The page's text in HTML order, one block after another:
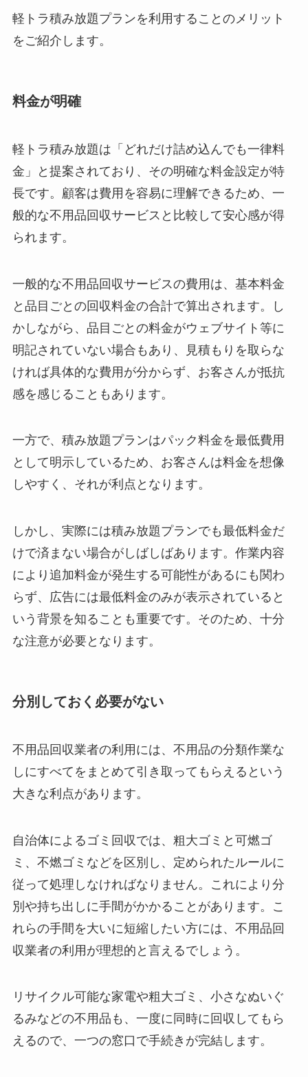
軽トラ積み放題プランを利用することのメリット
をご紹介します。
料金が明確
軽トラ積み放題は「どれだけ詰め込んでも一律料
金」と提案されており、その明確な料金設定が特
長です。顧客は費用を容易に理解できるため、一
般的な不用品回収サービスと比較して安心感が得
られます。
一般的な不用品回収サービスの費用は、基本料金
と品目ごとの回収料金の合計で算出されます。し
かしながら、品目ごとの料金がウェブサイト等に
明記されていない場合もあり、見積もりを取らな
ければ具体的な費用が分からず、お客さんが抵抗
感を感じることもあります。
一方で、積み放題プランはパック料金を最低費用
として明示しているため、お客さんは料金を想像
しやすく、それが利点となります。
しかし、実際には積み放題プランでも最低料金だ
けで済まない場合がしばしばあります。作業内容
により追加料金が発生する可能性があるにも関わ
らず、広告には最低料金のみが表示されていると
いう背景を知ることも重要です。そのため、十分
な注意が必要となります。
分別しておく必要がない
不用品回収業者の利用には、不用品の分類作業な
しにすべてをまとめて引き取ってもらえるという
大きな利点があります。
自治体によるゴミ回収では、粗大ゴミと可燃ゴ
ミ、不燃ゴミなどを区別し、定められたルールに
従って処理しなければなりません。これにより分
別や持ち出しに手間がかかることがあります。こ
れらの手間を大いに短縮したい方には、不用品回
収業者の利用が理想的と言えるでしょう。
リサイクル可能な家電や粗大ゴミ、小さなぬいぐ
るみなどの不用品も、一度に同時に回収してもら
えるので、一つの窓口で手続きが完結します。